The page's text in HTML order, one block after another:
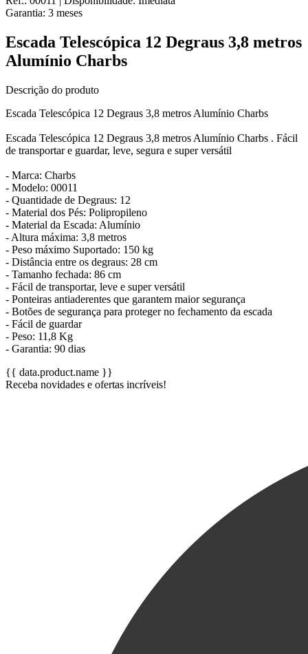
Garantia: 3 meses
Escada Telescópica 12 Degraus 3,8 metros
Alumínio Charbs
Descrição do produto
Escada Telescópica 12 Degraus 3,8 metros Alumínio Charbs
Escada Telescópica 12 Degraus 3,8 metros Alumínio Charbs . Fácil
de transportar e guardar, leve, segura e super versátil
- Marca: Charbs
- Modelo: 00011
- Quantidade de Degraus: 12
- Material dos Pés: Polipropileno
- Material da Escada: Alumínio
- Altura máxima: 3,8 metros
- Peso máximo Suportado: 150 kg
- Distância entre os degraus: 28 cm
- Tamanho fechada: 86 cm
- Fácil de transportar, leve e super versátil
- Ponteiras antiaderentes que garantem maior segurança
- Botões de segurança para proteger no fechamento da escada
- Fácil de guardar
- Peso: 11,8 Kg
- Garantia: 90 dias
{{ data.product.name }}
Receba novidades e ofertas incríveis!